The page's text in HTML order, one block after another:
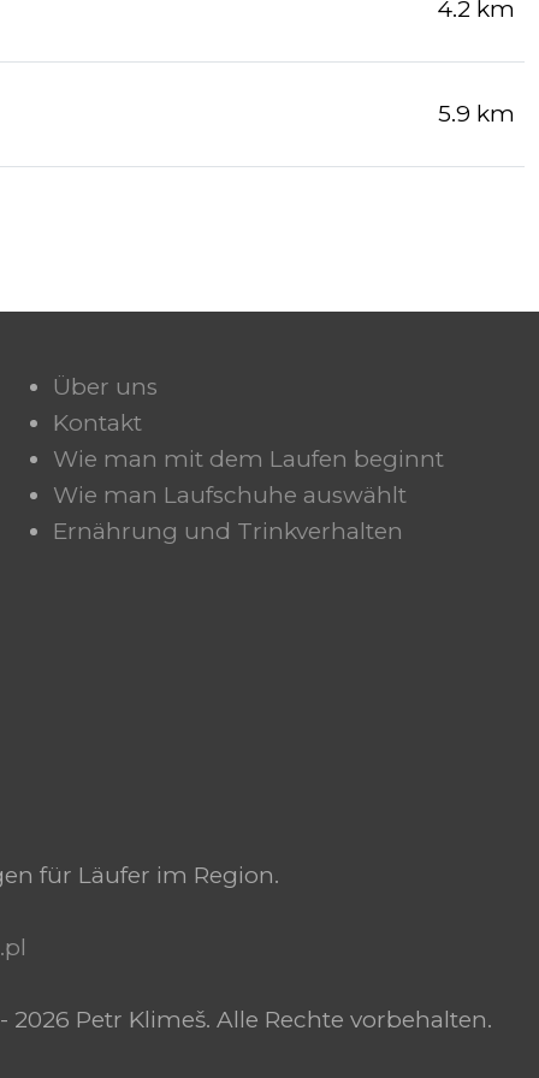
4.2 km
5.9 km
Über uns
Kontakt
Wie man mit dem Laufen beginnt
Wie man Laufschuhe auswählt
Ernährung und Trinkverhalten
für Läufer im Region.
Petr Klimeš. Alle Rechte vorbehalten.